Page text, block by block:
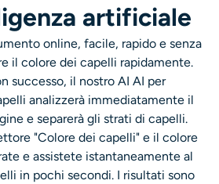
artificiale
online, facile, rapido e senza
il colore dei capelli rapidamente.
successo, il nostro AI AI per
analizzerà immediatamente il
e separerà gli strati di capelli.
"Colore dei capelli" e il colore
e assistete istantaneamente al
in pochi secondi. I risultati sono